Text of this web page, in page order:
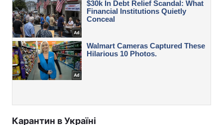
Карантин в Україні